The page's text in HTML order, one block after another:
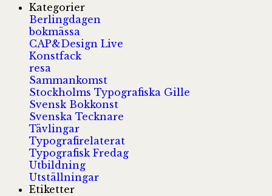
Kategorier
Berlingdagen
bokmässa
CAP&Design Live
Konstfack
resa
Sammankomst
Stockholms Typografiska Gille
Svensk Bokkonst
Svenska Tecknare
Tävlingar
Typografirelaterat
Typografisk Fredag
Utbildning
Utställningar
Etiketter